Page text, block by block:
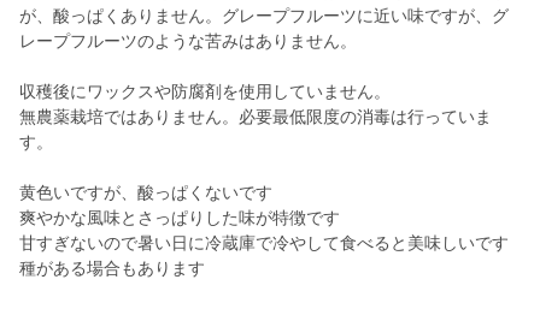
が、酸っぱくありません。グレープフルーツに近い味ですが、グ
レープフルーツのような苦みはありません。
収穫後にワックスや防腐剤を使用していません。
無農薬栽培ではありません。必要最低限度の消毒は行っていま
す。
黄色いですが、酸っぱくないです
爽やかな風味とさっぱりした味が特徴です
甘すぎないので暑い日に冷蔵庫で冷やして食べると美味しいです
種がある場合もあります